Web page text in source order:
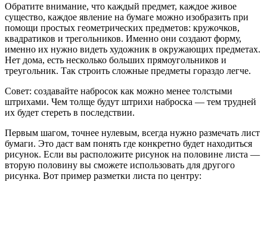
Обратите внимание, что каждый предмет, каждое живое
существо, каждое явление на бумаге можно изобразить при
помощи простых геометрических предметов: кружочков,
квадратиков и трегольников. Именно они создают форму,
именно их нужно видеть художник в окружающих предметах.
Нет дома, есть несколько больших прямоугольников и
треугольник. Так строить сложные предметы гораздо легче.
Совет: создавайте набросок как можно менее толстыми
штрихами. Чем толще будут штрихи наброска — тем трудней
их будет стереть в последствии.
Первым шагом, точнее нулевым, всегда нужно размечать лист
бумаги. Это даст вам понять где конкретно будет находиться
рисунок. Если вы расположите рисунок на половине листа —
вторую половину вы сможете использовать для другого
рисунка. Вот пример разметки листа по центру: